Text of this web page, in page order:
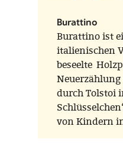
Burattino
Burattino ist
italienischen
beseelte
Neuerzählung
durch Tolstoi
von Kindern
begeistert.